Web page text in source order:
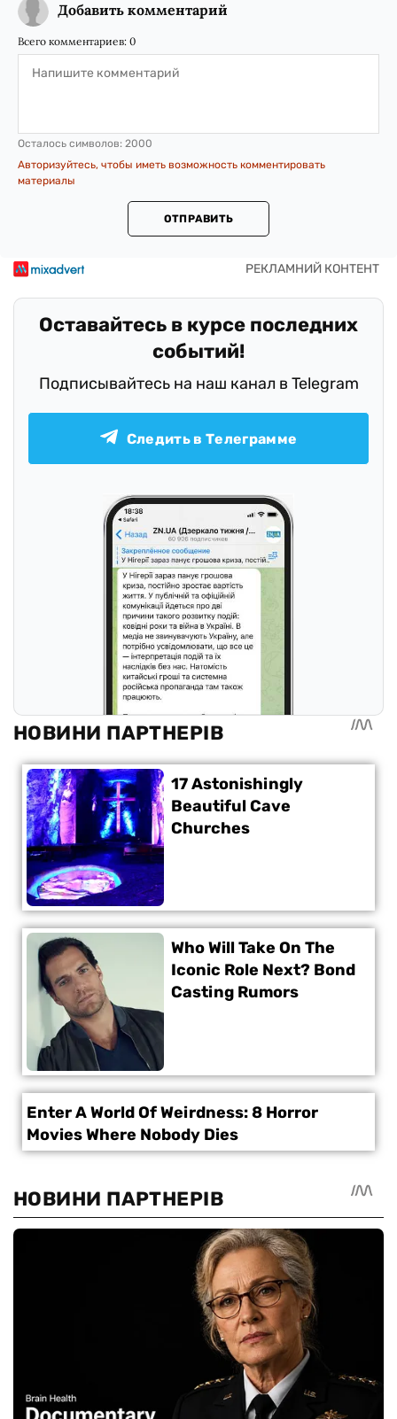
Добавить комментарий
Всего комментариев: 0
Осталось символов: 2000
Авторизуйтесь, чтобы иметь возможность комментировать
материалы
ОТПРАВИТЬ
Оставайтесь в курсе последних
событий!
Подписывайтесь на наш канал в Telegram
Следить в Телеграмме